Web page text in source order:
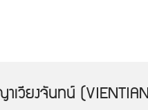
วียงจันทน์